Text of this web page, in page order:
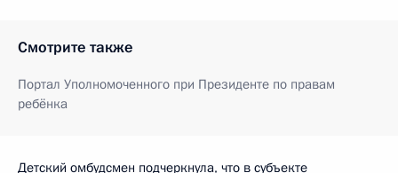
Смотрите также
Портал Уполномоченного при Президенте по правам
ребёнка
Детский омбудсмен подчеркнула, что в субъекте